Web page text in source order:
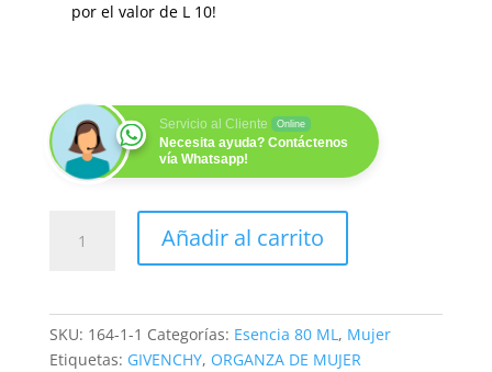
por el valor de L10!
Servicio al Cliente Online
Necesita ayuda? Contáctenos
vía Whatsapp!
cantidad
Añadir al carrito
SKU: 164-1-1 Categorías: Esencia 80 ML, Mujer
Etiquetas: GIVENCHY, ORGANZA DE MUJER